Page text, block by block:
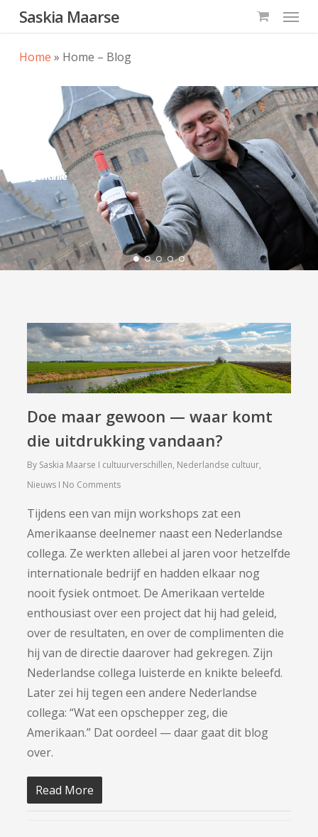
Skip
main
Saskia Maarse Menu
Home » Home – Blog
Argentinië
Doe maar gewoon — waar komt
die uitdrukking vandaan?
By Saskia Maarse cultuurverschillen, Nederlandse cultuur,
Nieuws No Comments
Tijdens een van mijn workshops zat een
Amerikaanse deelnemer naast een Nederlandse
collega. Ze werkten allebei al jaren voor hetzelfde
internationale bedrijf en hadden elkaar nog
nooit fysiek ontmoet. De Amerikaan vertelde
enthousiast over een project dat hij had geleid,
over de resultaten, en over de complimenten die
hij van de directie daarover had gekregen. Zijn
Nederlandse collega luisterde en knikte beleefd.
Later zei hij tegen een andere Nederlandse
collega: “Wat een opschepper zeg, die
Amerikaan.” Dat oordeel — daar gaat dit blog
over.
Read More